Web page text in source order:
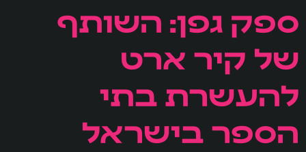
ספק גפן: השותף
של קיר ארט
להעשרת בתי
הספר בישראל